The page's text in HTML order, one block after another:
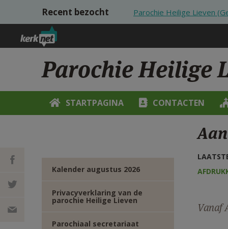
Overslaan en naar de inhoud gaan
Recent bezocht Parochie Heilige Lieven
Parochie Heilige
STARTPAGINA CONTACTEN
DEEL OP
FACEBOOK
DEEL OP
Kalender augustus 2026
Privacyverklaring van de
parochie Heilige Lieven
Parochiaal secretariaat
Vanaf